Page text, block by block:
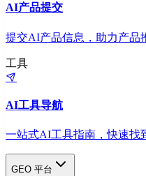
AI产品提交
提交AI产品信息，助力产品
工具
AI工具导航
一站式AI工具指南，快速找
GEO 平台